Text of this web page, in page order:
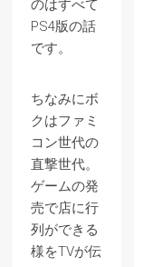
のはすべて
PS4版の話
です。
ちなみにボ
クはファミ
コン世代の
直撃世代。
ゲームの発
売で店に行
列ができる
様をTVが伝